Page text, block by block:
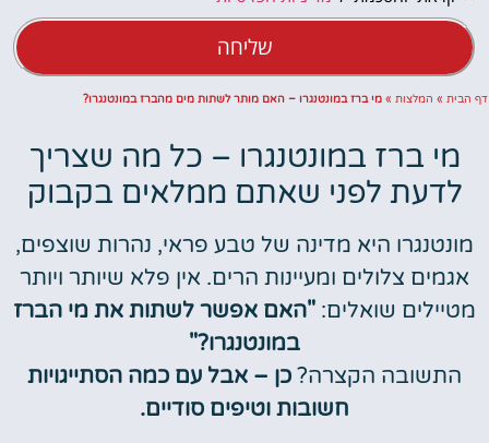
שליחה
דף הבית » המלצות » מי ברז במונטנגרו – האם מותר לשתות מים מהברז במונטנגרו?
מי ברז במונטנגרו – כל מה שצריך
לדעת לפני שאתם ממלאים בקבוק
מונטנגרו היא מדינה של טבע פראי, נהרות שוצפים,
אגמים צלולים ומעיינות הרים. אין פלא שיותר ויותר
מטיילים שואלים: "האם אפשר לשתות את מי הברז
במונטנגרו?"
התשובה הקצרה? כן – אבל עם כמה הסתייגויות
חשובות וטיפים סודיים.